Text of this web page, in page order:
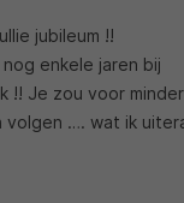
jubileum !!
enkele jaren bij
!! Je zou voor
volgen …. wat ik